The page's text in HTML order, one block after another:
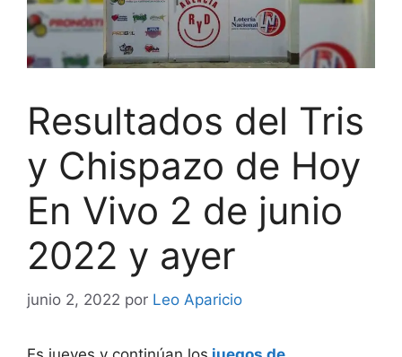
Resultados del Tris
y Chispazo de Hoy
En Vivo 2 de junio
2022 y ayer
junio 2, 2022 por Leo Aparicio